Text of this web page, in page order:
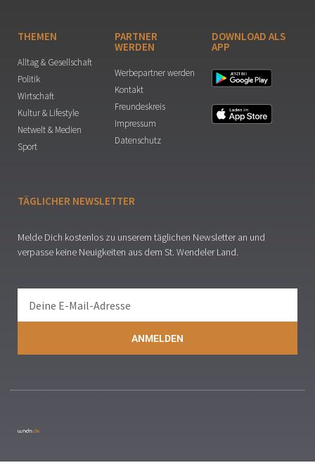
THEMEN
Alltag & Gesellschaft
Politik
Wirtschaft
Kultur & Lifestyle
Netwelt & Medien
Sport
PARTNER
WERDEN
Werbepartner werden
Kontakt
Freundeskreis
Impressum
Datenschutz
DOWNLOAD ALS
APP
TÄGLICHER NEWSLETTER
Melde Dich kostenlos zu unserem täglichen Newsletter an und
verpasse keine Neuigkeiten aus dem St. Wendeler Land.
ANMELDEN